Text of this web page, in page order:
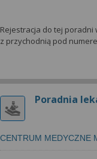
Rejestracja do tej
z przychodnią pod
Poradnia
CENTRUM MEDYCZNE
danych tylko w
dowiedzieć się
narzędzi
znajdziesz w